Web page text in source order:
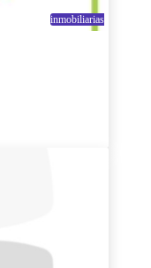
inmobiliarias